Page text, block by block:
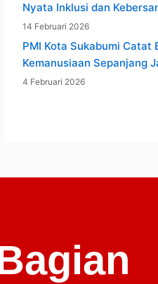
Nyata Inklusi dan
14 Februari 2026
PMI Kota Sukabumi Catat
Kemanusiaan Sepanjang
4 Februari 2026